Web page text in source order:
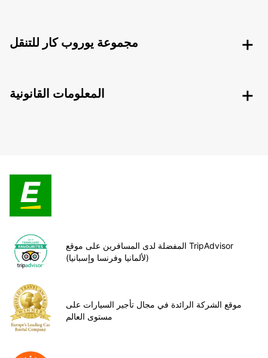
مجموعة يوروب كار للتنقل
المعلومات القانونية
المفضلة لدى المسافرين على موقع TripAdvisor
(لألمانيا وفرنسا وإسبانيا)
موقع الشركة الرائدة في مجال تأجير السيارات على
مستوى العالم